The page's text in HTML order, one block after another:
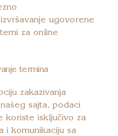
ugovorene
za online
termina
zakazivanja
sajta, podaci
koriste isključivo za
i komunikaciju sa